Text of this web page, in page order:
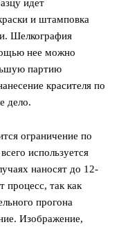
идет
и штамповка
Шелкография
нее можно
партию
красителя по
дело.
ограничение по
используется
наносят до 12-
процесс, так как
прогона
Изображение,